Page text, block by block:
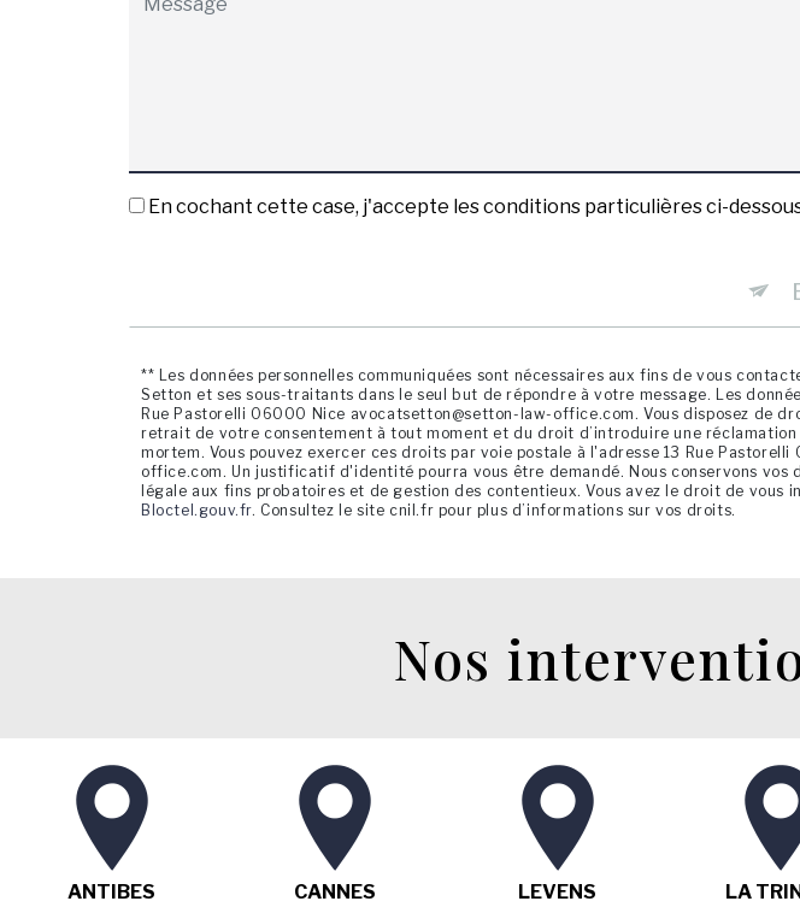
En cochant cette case, j'accepte les conditions particulières ci-
** Les données personnelles communiquées sont nécessaires aux fins de vous
Setton et ses sous-traitants dans le seul but de répondre à votre message. Les
Rue Pastorelli 06000 Nice avocatsetton@setton-law-office.com. Vous disposez de
retrait de votre consentement à tout moment et du droit d’introduire une
mortem. Vous pouvez exercer ces droits par voie postale à l'adresse 13 Rue
office.com. Un justificatif d'identité pourra vous être demandé. Nous conservons
légale aux fins probatoires et de gestion des contentieux. Vous avez le droit de
Bloctel.gouv.fr. Consultez le site cnil.fr pour plus d’informations sur vos droits.
Nos
ANTIBES CANNES LEVENS LA